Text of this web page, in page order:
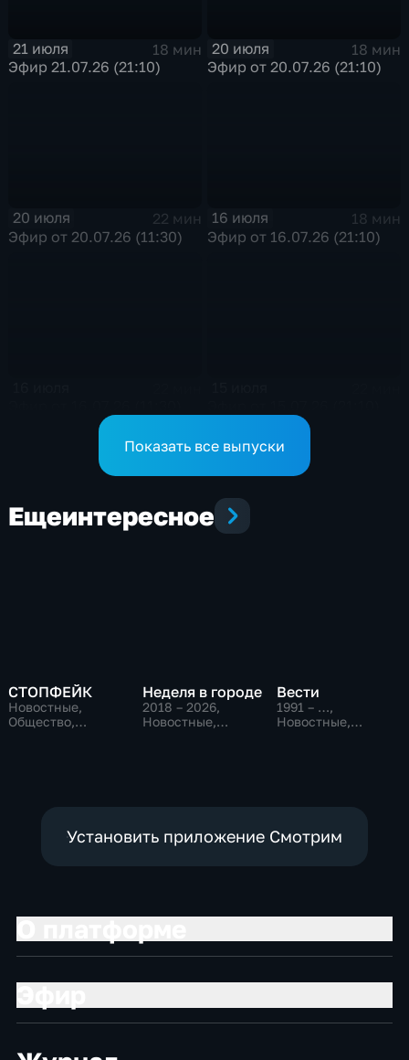
21 июля
18 мин
Эфир 21.07.26 (21:10)
20 июля
18 мин
Эфир от 20.07.26 (21:10)
20 июля
22 мин
Эфир от 20.07.26 (11:30)
16 июля
18 мин
Эфир от 16.07.26 (21:10)
Показать все выпуски
Ещеинтересное
СТОПФЕЙК
Новостные,
Общество,
Неделя в городе
2018 – 2026,
Новостные,
Вести
1991 – …,
Новостные,
Установить приложение Смотрим